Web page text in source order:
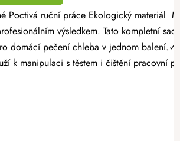
doma -
výsledkem. Tato kompletní
domácí pečení chleba v jednom balení.✓
k manipulaci s těstem i čištění pracovní